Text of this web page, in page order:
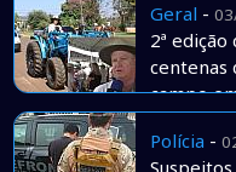
Geral -
2ª
centenas
campo
Polícia -